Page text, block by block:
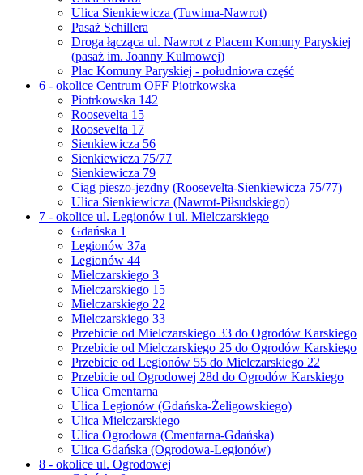
Ulica Sienkiewicza (Tuwima-Nawrot)
Pasaż Schillera
Droga łącząca ul. Nawrot z Placem Komuny Paryskiej
(pasaż im. Joanny Kulmowej)
Plac Komuny Paryskiej - południowa część
6 - okolice Centrum OFF Piotrkowska
Piotrkowska 142
Roosevelta 15
Roosevelta 17
Sienkiewicza 56
Sienkiewicza 75/77
Sienkiewicza 79
Ciąg pieszo-jezdny (Roosevelta-Sienkiewicza 75/77)
Ulica Sienkiewicza (Nawrot-Piłsudskiego)
7 - okolice ul. Legionów i ul. Mielczarskiego
Gdańska 1
Legionów 37a
Legionów 44
Mielczarskiego 3
Mielczarskiego 15
Mielczarskiego 22
Mielczarskiego 33
Przebicie od Mielczarskiego 33 do Ogrodów Karskiego
Przebicie od Mielczarskiego 25 do Ogrodów Karskiego
Przebicie od Legionów 55 do Mielczarskiego 22
Przebicie od Ogrodowej 28d do Ogrodów Karskiego
Ulica Cmentarna
Ulica Legionów (Gdańska-Żeligowskiego)
Ulica Mielczarskiego
Ulica Ogrodowa (Cmentarna-Gdańska)
Ulica Gdańska (Ogrodowa-Legionów)
8 - okolice ul. Ogrodowej